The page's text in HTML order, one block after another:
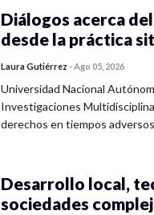
Diálogos acerca
desde la práctica
Laura Gutiérrez -Ago 05, 2026
Universidad Nacional
Investigaciones
derechos en tiempos
Desarrollo local,
sociedades